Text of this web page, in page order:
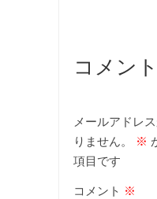
コメン
メールアドレ
りません。
※
項目です
コメント ※